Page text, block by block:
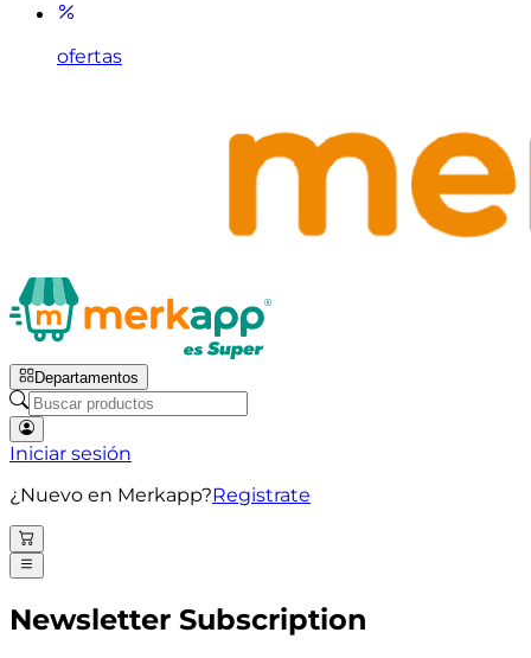
ofertas
Departamentos
Iniciar sesión
¿Nuevo en Merkapp?Registrate
Newsletter Subscription